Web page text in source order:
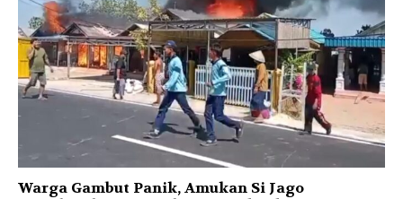
Warga Gambut Panik, Amukan Si Jago